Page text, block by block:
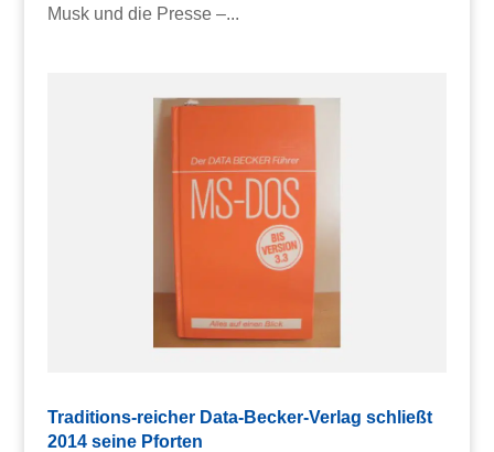
Musk und die Presse –...
Traditions-reicher Data-Becker-Verlag schließt
2014 seine Pforten